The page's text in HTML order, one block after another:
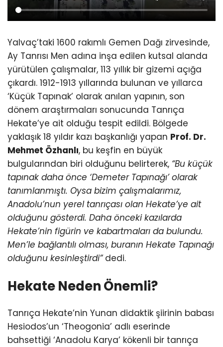
Yalvaç’taki 1600 rakımlı Gemen Dağı zirvesinde,
Ay Tanrısı Men adına inşa edilen kutsal alanda
yürütülen çalışmalar, 113 yıllık bir gizemi açığa
çıkardı. 1912-1913 yıllarında bulunan ve yıllarca
‘Küçük Tapınak’ olarak anılan yapının, son
dönem araştırmaları sonucunda Tanrıça
Hekate’ye ait olduğu tespit edildi. Bölgede
yaklaşık 18 yıldır kazı başkanlığı yapan Prof. Dr.
Mehmet Özhanlı, bu keşfin en büyük
bulgularından biri olduğunu belirterek, “Bu küçük
tapınak daha önce ‘Demeter Tapınağı’ olarak
tanımlanmıştı. Oysa bizim çalışmalarımız,
Anadolu’nun yerel tanrıçası olan Hekate’ye ait
olduğunu gösterdi. Daha önceki kazılarda
Hekate’nin figürin ve kabartmaları da bulundu.
Men’le bağlantılı olması, buranın Hekate Tapınağı
olduğunu kesinleştirdi”dedi.
Hekate Neden Önemli?
Tanrıça Hekate’nin Yunan didaktik şiirinin babası
Hesiodos’un ‘Theogonia’ adlı eserinde
bahsettiği ‘Anadolu Karya’ kökenli bir tanrıça